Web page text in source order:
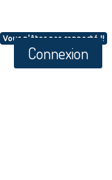
Vous n'êtes pas connecté !!
Connexion